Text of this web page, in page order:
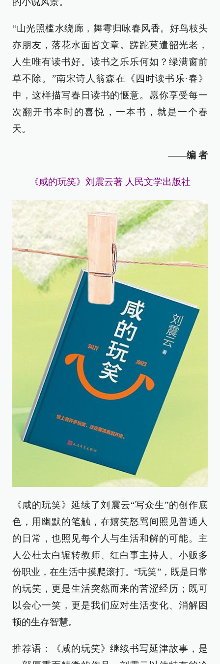
“山光照槛水绕廊，舞雩归咏春风香。好鸟枝头
亦朋友，落花水面皆文章。蹉跎莫遣韶光老，
人生唯有读书好。读书之乐乐何如？绿满窗前
草不除。”南宋诗人翁森在《四时读书乐·春》
中，这样描写春日读书的惬意。愿你享受每一
次翻开书本时的喜悦，一本书，就是一个春
天。
——编 者
《咸的玩笑》刘震云著 人民文学出版社
《咸的玩笑》延续了刘震云“写众生”的创作底
色，用幽默的笔触，在嬉笑怒骂间照见普通人
的日常，也照见每个人与生活和解的可能。主
人公杜太白辗转教师、红白事主持人、小贩多
份职业，在生活中摸爬滚打。“玩笑”，既是日常
的玩笑，更是生活突然而来的苦涩经历；既可
以会心一笑，更是我们应对生活变化、消解困
顿的生存智慧。
推荐语：《咸的玩笑》继续书写延津故事，是